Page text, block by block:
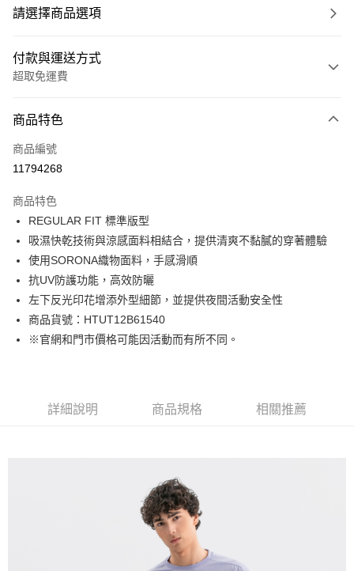
請選擇商品選項
付款與運送方式
超取免運費
信用卡一次付款
LINE Pay
街口支付
悠遊付
Google Pay
貨到付款
運送方式
商品特色
商品編號
11794268
商品特色
REGULAR FIT 標準版型
吸濕快乾技術與涼感面料相結合，提供清爽不黏膩的穿著體驗
使用SORONA織物面料，手感滑順
抗UV防護功能，高效防曬
左下反光印花增添外型細節，並提供夜間活動安全性
商品貨號：HTUT12B61540
※官網和門市價格可能因活動而有所不同。
詳細說明 商品規格 相關推薦